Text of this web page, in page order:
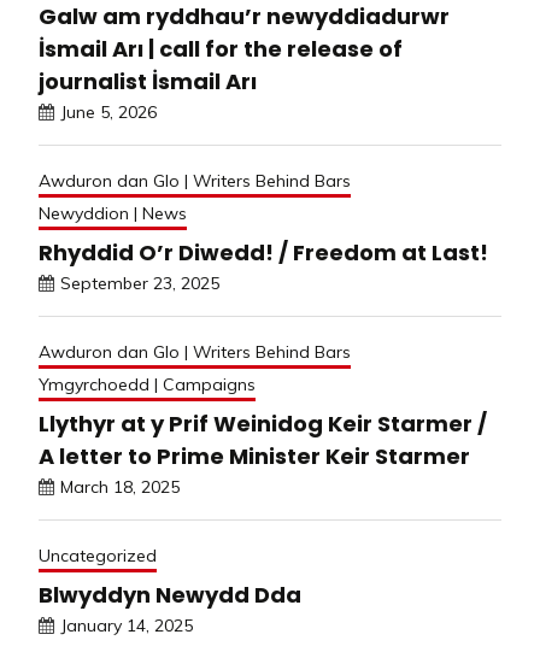
Galw am ryddhau’r newyddiadurwr
İsmail Arı | call for the release of
journalist İsmail Arı
June 5, 2026
Awduron dan Glo | Writers Behind Bars
Newyddion | News
Rhyddid O’r Diwedd! / Freedom at Last!
September 23, 2025
Awduron dan Glo | Writers Behind Bars
Ymgyrchoedd | Campaigns
Llythyr at y Prif Weinidog Keir Starmer /
A letter to Prime Minister Keir Starmer
March 18, 2025
Uncategorized
Blwyddyn Newydd Dda
January 14, 2025